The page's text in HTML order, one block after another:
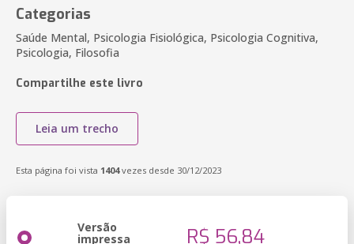
Categorias
Saúde Mental, Psicologia Fisiológica, Psicologia Cognitiva,
Psicologia, Filosofia
Compartilhe este livro
Leia um trecho
Esta página foi vista 1404vezes desde 30/12/2023
Versão
impressa R$ 56,84